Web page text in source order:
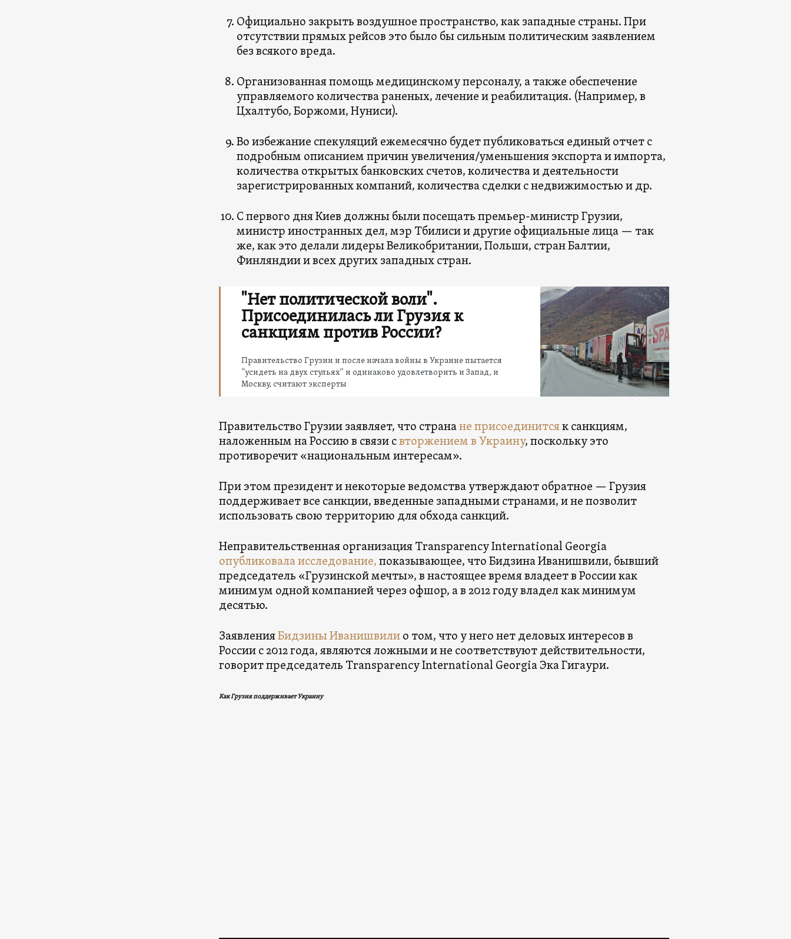
Официально закрыть воздушное пространство, как западные страны. При
отсутствии прямых рейсов это было бы сильным политическим заявлением
без всякого вреда.
Организованная помощь медицинскому персоналу, а также обеспечение
управляемого количества раненых, лечение и реабилитация. (Например, в
Цхалтубо, Боржоми, Нуниси).
Во избежание спекуляций ежемесячно будет публиковаться единый отчет с
подробным описанием причин увеличения/уменьшения экспорта и импорта,
количества открытых банковских счетов, количества и деятельности
зарегистрированных компаний, количества сделки с недвижимостью и др.
С первого дня Киев должны были посещать премьер-министр Грузии,
министр иностранных дел, мэр Тбилиси и другие официальные лица — так
же, как это делали лидеры Великобритании, Польши, стран Балтии,
Финляндии и всех других западных стран.
"Нет политической воли".
Присоединилась ли Грузия к
санкциям против России?
Правительство Грузии и после начала войны в Украине пытается
“усидеть на двух стульях” и одинаково удовлетворить и Запад, и
Москву, считают эксперты
Правительство Грузии заявляет, что странане присоединитсяк санкциям,
наложенным на Россию в связи свторжением в Украину, поскольку это
противоречит «национальным интересам».
При этом президент и некоторые ведомства утверждают обратное — Грузия
поддерживает все санкции, введенные западными странами, и не позволит
использовать свою территорию для обхода санкций.
Неправительственная организация Transparency International Georgia
опубликовала исследование,показывающее, что Бидзина Иванишвили, бывший
председатель «Грузинской мечты», в настоящее время владеет в России как
минимум одной компанией через офшор, а в 2012 году владел как минимум
десятью.
ЗаявленияБидзины Иванишвилио том, что у него нет деловых интересов в
России с 2012 года, являются ложными и не соответствуют действительности,
говорит председатель Transparency International Georgia Эка Гигаури.
Как Грузия поддерживает Украину